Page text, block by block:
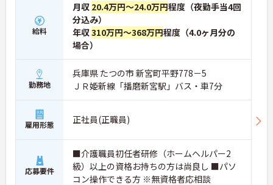
給料
月収 20.4万円～24.0万円程度（夜勤手当4回
分込み）
年収310万円～368万円程度（4.0ヶ月分の
場合）
勤務地
兵庫県 たつの市 新宮町平野778－5
ＪＲ姫新線「播磨新宮駅」バス・車7分
雇用形態 正社員(正職員)
応募要件
■介護職員初任者研修（ホームヘルパー2
級）以上の資格お持ちの方は尚良し ■パソ
コン操作できる方 ※無資格者応相談